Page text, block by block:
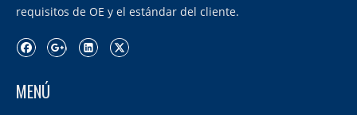
requisitos de OE y el estándar del cliente.
MENÚ